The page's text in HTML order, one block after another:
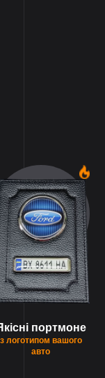
портмоне
з логотипом вашого
авто